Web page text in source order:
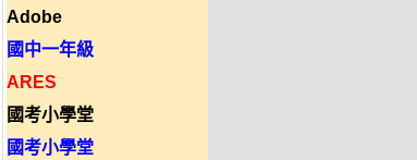
Adobe
國中一年級
ARES
國考小學堂
國考小學堂